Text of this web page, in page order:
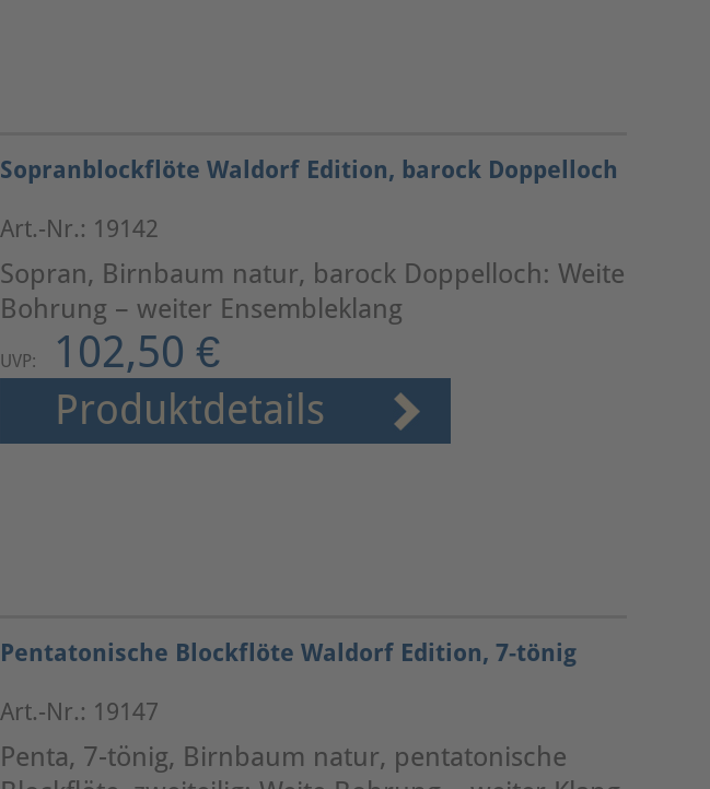
Sopranblockflöte Waldorf Edition, barock Doppelloch
Art.-Nr.: 19142
Sopran, Birnbaum natur, barock Doppelloch: Weite
Bohrung – weiter Ensembleklang
UVP: 102,50 €
Produktdetails
Pentatonische Blockflöte Waldorf Edition, 7-tönig
Art.-Nr.: 19147
Penta, 7-tönig, Birnbaum natur, pentatonische